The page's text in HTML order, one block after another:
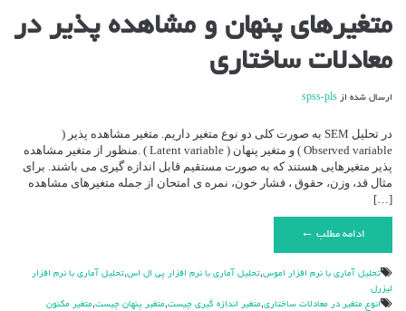
متغیرهای
پنهان
و
مشاهده
در
ساختاری
متغیرهای پنهان و مشاهده پذیر در
معادلات ساختاری
ارسال شده از spss-pls
در تحلیل SEM به صورت کلی دو نوع متغیر داریم. متغیر مشاهده پذیر (
Observed variable ) و متغیر پنهان ( Latent variable ) .منظور از متغیر مشاهده
پذیر متغیرهایی هستند که به صورت مستقیم قابل اندازه گیری می باشند. برای
مثال قد، وزن، حقوق ، فشار خون، نمره ی امتحان از جمله متغیرهای مشاهده
[…]
ادامه مطلب ←
تحليل آماري با نرم افزار اموس,تحليل آماري با نرم افزار پي ال اس,تحليل آماري با نرم افزار
ليزرل
انوع متغير در معادلات ساختاري,متغير اندازه گيري چيست,متغير پنهان چيست,متغير مكنون